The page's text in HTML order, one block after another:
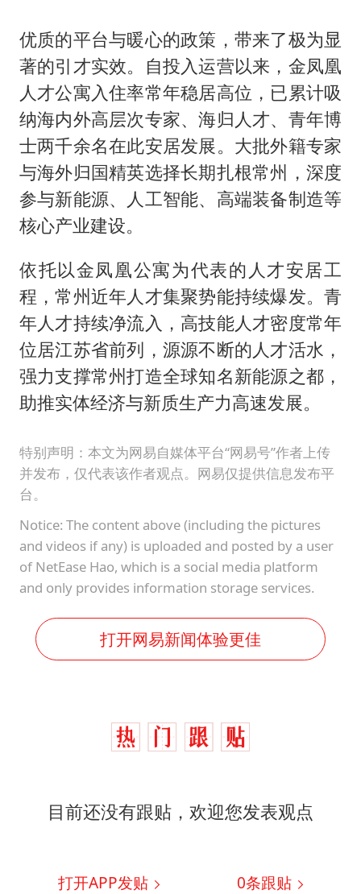
优质的平台与暖心的政策，带来了极为显
著的引才实效。自投入运营以来，金凤凰
人才公寓入住率常年稳居高位，已累计吸
纳海内外高层次专家、海归人才、青年博
士两千余名在此安居发展。大批外籍专家
与海外归国精英选择长期扎根常州，深度
参与新能源、人工智能、高端装备制造等
核心产业建设。
依托以金凤凰公寓为代表的人才安居工
程，常州近年人才集聚势能持续爆发。青
年人才持续净流入，高技能人才密度常年
位居江苏省前列，源源不断的人才活水，
强力支撑常州打造全球知名新能源之都，
助推实体经济与新质生产力高速发展。
特别声明：本文为网易自媒体平台“网易号”作者上传
并发布，仅代表该作者观点。网易仅提供信息发布平
台。
Notice: The content above (including the pictures
and videos if any) is uploaded and posted by a user
of NetEase Hao, which is a social media platform
and only provides information storage services.
打开网易新闻体验更佳
目前还没有跟贴，欢迎您发表观点
打开APP发贴 0条跟贴